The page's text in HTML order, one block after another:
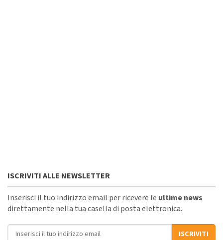
ISCRIVITI ALLE NEWSLETTER
Inserisci il tuo indirizzo email per ricevere le ultime news
direttamente nella tua casella di posta elettronica.
Indirizzo email
ISCRIVITI